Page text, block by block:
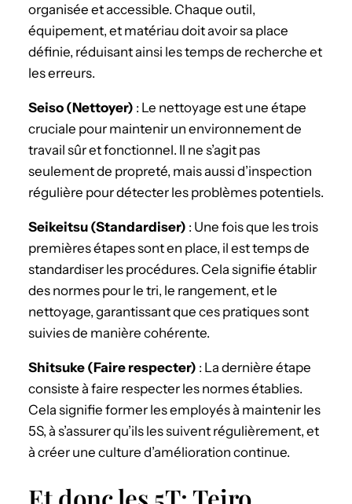
organisée et accessible. Chaque outil,
équipement, et matériau doit avoir sa place
définie, réduisant ainsi les temps de recherche et
les erreurs.
Seiso (Nettoyer) : Le nettoyage est une étape
cruciale pour maintenir un environnement de
travail sûr et fonctionnel. Il ne s’agit pas
seulement de propreté, mais aussi d’inspection
régulière pour détecter les problèmes potentiels.
Seikeitsu (Standardiser) : Une fois que les trois
premières étapes sont en place, il est temps de
standardiser les procédures. Cela signifie établir
des normes pour le tri, le rangement, et le
nettoyage, garantissant que ces pratiques sont
suivies de manière cohérente.
Shitsuke (Faire respecter) : La dernière étape
consiste à faire respecter les normes établies.
Cela signifie former les employés à maintenir les
5S, à s’assurer qu’ils les suivent régulièrement, et
à créer une culture d’amélioration continue.